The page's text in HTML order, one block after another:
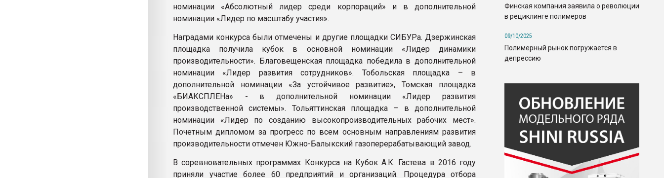
номинации «Абсолютный лидер среди корпораций» и в дополнительной
номинации «Лидер по масштабу участия».
Наградами конкурса были отмечены и другие площадки СИБУРа. Дзержинская
площадка получила кубок в основной номинации «Лидер динамики
производительности». Благовещенская площадка победила в дополнительной
номинации «Лидер развития сотрудников». Тобольская площадка – в
дополнительной номинации «За устойчивое развитие», Томская площадка
«БИАКСПЛЕНа» - в дополнительной номинации «Лидер развития
производственной системы». Тольяттинская площадка – в дополнительной
номинации «Лидер по созданию высокопроизводительных рабочих мест».
Почетным дипломом за прогресс по всем основным направлениям развития
производительности отмечен Южно-Балыкский газоперерабатывающий завод.
В соревновательных программах Конкурса на Кубок А.К. Гастева в 2016 году
приняли участие более 60 предприятий и организаций. Процедура отбора
Финская компания заявила о революции
в рециклинге полимеров
09/10/2025
Полимерный рынок погружается в
депрессию